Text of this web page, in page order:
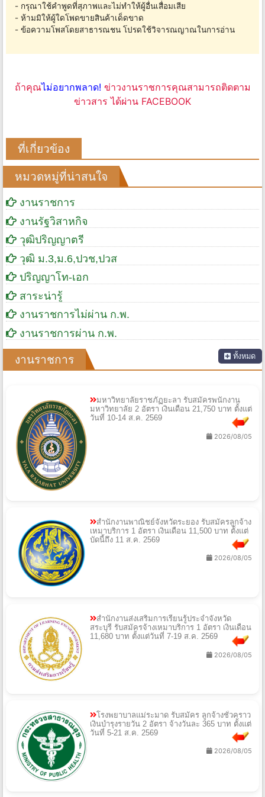
- กรุณาใช้คำพูดที่สุภาพและไม่ทำให้ผู้อื่นเสื่อมเสีย
- ห้ามมิให้ผู้ใดโพดขายสินค้าเด็ดขาด
- ข้อความโพสโดยสาธารณชน โปรดใช้วิจารณญาณในการอ่าน
ถ้าคุณไม่อยากพลาด! ข่าวงานราชการคุณสามารถติดตาม
ข่าวสาร ได้ผ่าน FACEBOOK
ที่เกี่ยวข้อง
หมวดหมู่ที่น่าสนใจ
งานราชการ
งานรัฐวิสาหกิจ
วุฒิปริญญาตรี
วุฒิ ม.3,ม.6,ปวช,ปวส
ปริญญาโท-เอก
สาระน่ารู้
งานราชการไม่ผ่าน ก.พ.
งานราชการผ่าน ก.พ.
งานราชการ ทั้งหมด
มหาวิทยาลัยราชภัฏยะลา รับสมัครพนักงาน
มหาวิทยาลัย 2 อัตรา เงินเดือน 21,750 บาท ตั้งแต่
วันที่ 10-14 ส.ค. 2569
2026/08/05
สำนักงานพาณิชย์จังหวัดระยอง รับสมัครลูกจ้าง
เหมาบริการ 1 อัตรา เงินเดือน 11,500 บาท ตั้งแต่
บัดนี้ถึง 11 ส.ค. 2569
2026/08/05
สำนักงานส่งเสริมการเรียนรู้ประจำจังหวัด
สระบุรี รับสมัครจ้างเหมาบริการ 1 อัตรา เงินเดือน
11,680 บาท ตั้งแต่วันที่ 7-19 ส.ค. 2569
2026/08/05
โรงพยาบาลแม่ระมาด รับสมัคร ลูกจ้างชั่วคราว
เงินบำรุงรายวัน 2 อัตรา จ้างวันละ 365 บาท ตั้งแต่
วันที่ 5-21 ส.ค. 2569
2026/08/05